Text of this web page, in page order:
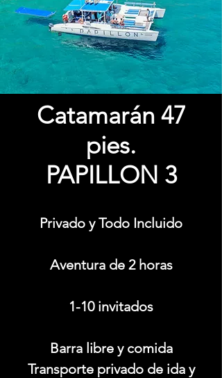
Catamarán 47
pies.
PAPILLON 3
Privado y Todo Incluido
Aventura de 2 horas
1-10 invitados
Barra libre y comida
Transporte privado de ida y